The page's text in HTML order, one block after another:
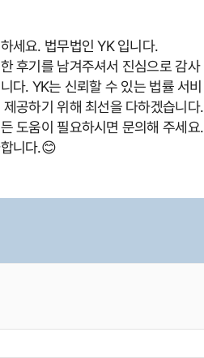
세요. 법무법인 YK 입니다.
후기를 남겨주셔서 진심으로 감사
다. YK는 신뢰할 수 있는 법률 서비
제공하기 위해 최선을 다하겠습니다.
도움이 필요하시면 문의해 주세요.
니다.😊